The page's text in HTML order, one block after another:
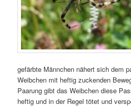
gefärbte Männchen nähert sich dem
Weibchen mit heftig zuckenden
Paarung gibt das Weibchen diese
heftig und in der Regel tötet und